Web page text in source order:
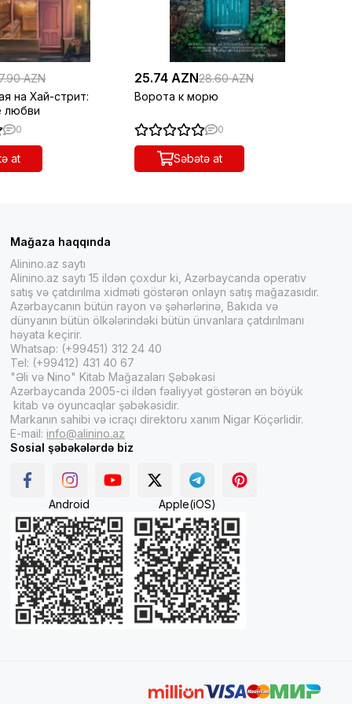
AZN
на Хай-стрит:
любви
0
at
25.74 AZN28.60 AZN
Ворота к морю
0
Səbətə at
Mağaza haqqında
Alinino.az saytı
Alinino.az saytı 15 ildən çoxdur ki, Azərbaycanda operativ
satış və çatdırılma xidməti göstərən onlayn satış mağazasıdır.
Azərbaycanın bütün rayon və şəhərlərinə, Bakıda və
dünyanın bütün ölkələrindəki bütün ünvanlara çatdırılmanı
həyata keçirir.
Whatsap: (+99451) 312 24 40
Tel: (+99412) 431 40 67
"Əli və Nino" Kitab Mağazaları Şəbəkəsi
Azərbaycanda 2005-ci ildən fəaliyyət göstərən ən böyük
kitab və oyuncaqlar şəbəkəsidir.
Markanın sahibi və icraçı direktoru xanım Nigar Köçərlidir.
E-mail: info@alinino.az
Sosial şəbəkələrdə biz
Android Apple(iOS)